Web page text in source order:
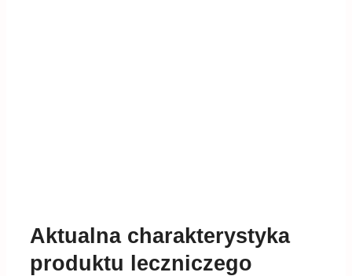
Aktualna charakterystyka
produktu leczniczego